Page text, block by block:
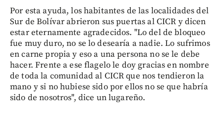
Por esta ayuda, los habitantes de las localidades del
Sur de Bolívar abrieron sus puertas al CICR y dicen
estar eternamente agradecidos. "Lo del de bloqueo
fue muy duro, no se lo desearía a nadie. Lo sufrimos
en carne propia y eso a una persona no se le debe
hacer. Frente a ese flagelo le doy gracias en nombre
de toda la comunidad al CICR que nos tendieron la
mano y si no hubiese sido por ellos no se que habría
sido de nosotros", dice un lugareño.